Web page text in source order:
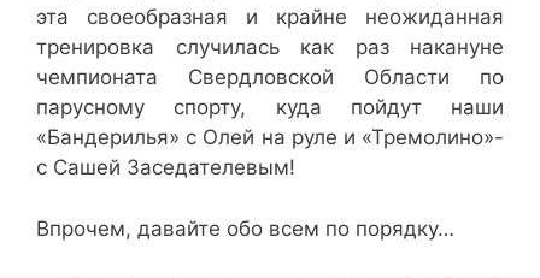
эта своеобразная и крайне неожиданная
тренировка случилась как раз накануне
чемпионата Свердловской Области по
парусному спорту, куда пойдут наши
«Бандерилья» с Олей на руле и «Тремолино»-
с Сашей Заседателевым!
Впрочем, давайте обо всем по порядку…